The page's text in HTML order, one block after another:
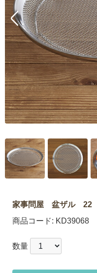
家事問屋 盆ザル 22
商品コード: KD39068
数量